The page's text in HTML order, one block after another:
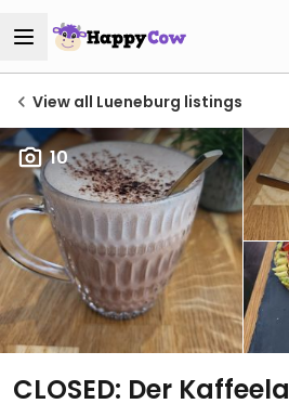
View all Lueneburg listings
10
CLOSED: Der